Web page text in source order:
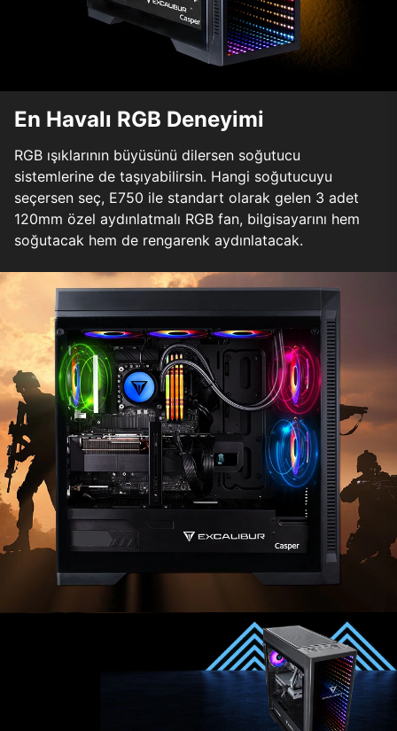
En Havalı RGB Deneyimi
RGB ışıklarının büyüsünü dilersen soğutucu
sistemlerine de taşıyabilirsin. Hangi soğutucuyu
seçersen seç, E750 ile standart olarak gelen 3 adet
120mm özel aydınlatmalı RGB fan, bilgisayarını hem
soğutacak hem de rengarenk aydınlatacak.